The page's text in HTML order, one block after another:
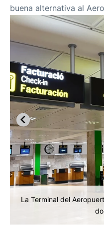
buena alternativa al
La Terminal del